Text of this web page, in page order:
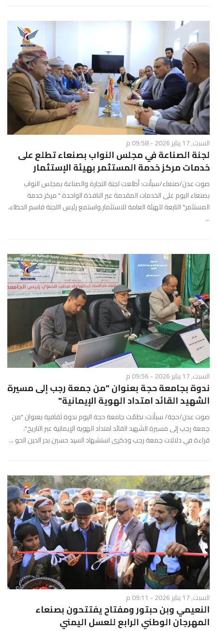
السبت, 17 يناير 2026 - 09:58 م
لجنة الصناعة في مجلس النواب بصنعاء تطلع على
خدمات مركز خدمة المستثمر بهيئة الإستثمار
صوت عدن/صنعاء/سبأنت: أطلعت لجنة التجارة والصناعة بمجلس النواب
بصنعاء اليوم على الخدمات المقدمة عبر النافذة الواحدة " مركز خدمة
المستثمر" التابعة للهيئة العامة للاستثمار.واستمع رئيس اللجنة قاسم الحظاء،
...
السبت, 17 يناير 2026 - 09:56 م
ندوة بجامعة حجة بعنوان "من جمعة رجب إلى مسيرة
الشهيد القائد امتداد الهوية الإيمانية"
صوت عدن/حجة/ سبأنت: نظمّت جامعة حجة اليوم ندوة ثقافية بعنوان "من
جمعة رجب إلى مسيرة الشهيد القائد امتداد الهوية الإيمانية عبر التاريخ"،
قراءة في دلالات جمعة رجب وذكرى استشهاد السيد حسين بدر الدين الحو ...
السبت, 17 يناير 2026 - 09:11 م
النعيمي وبن حبتور ومفتاح يفتتحون بصنعاء
المهرجان الوطني الرابع للعسل اليمني